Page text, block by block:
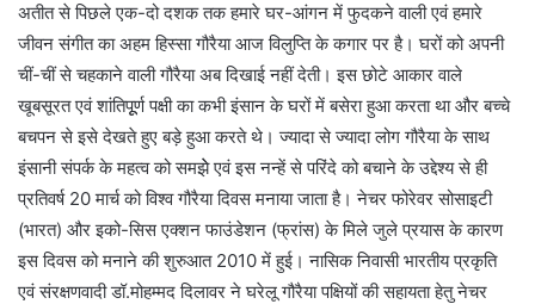
अतीत से पिछले एक-दो दशक तक हमारे घर-आंगन में फुदकने वाली एवं हमारे
जीवन संगीत का अहम हिस्सा गौरैया आज विलुप्ति के कगार पर है। घरों को अपनी
चीं-चीं से चहकाने वाली गौरैया अब दिखाई नहीं देती। इस छोटे आकार वाले
खूबसूरत एवं शांतिपूूर्ण पक्षी का कभी इंसान के घरों में बसेरा हुआ करता था और बच्चे
बचपन से इसे देखते हुए बड़े हुआ करते थे। ज्यादा से ज्यादा लोग गौरैया के साथ
इंसानी संपर्क के महत्व को समझेे एवं इस नन्हें से परिंदे को बचाने के उद्देश्य से ही
प्रतिवर्ष 20 मार्च को विश्व गौरैया दिवस मनाया जाता है। नेचर फोरेवर सोसाइटी
(भारत) और इको-सिस एक्शन फाउंडेशन (फ्रांस) के मिले जुले प्रयास के कारण
इस दिवस को मनाने की शुरुआत 2010 में हुई। नासिक निवासी भारतीय प्रकृति
एवं संरक्षणवादी डॉ.मोहम्मद दिलावर ने घरेलू गौरैया पक्षियों की सहायता हेतु नेचर